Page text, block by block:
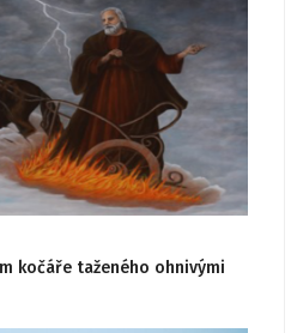
kočáře taženého ohnivými